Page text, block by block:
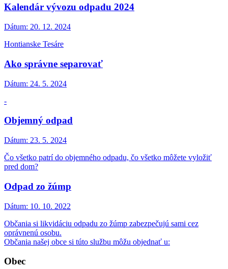
Kalendár vývozu odpadu 2024
Dátum: 20. 12. 2024
Hontianske Tesáre
Ako správne separovať
Dátum: 24. 5. 2024
-
Objemný odpad
Dátum: 23. 5. 2024
Čo všetko patrí do objemného odpadu, čo všetko môžete vyložiť
pred dom?
Odpad zo žúmp
Dátum: 10. 10. 2022
Občania si likvidáciu odpadu zo žúmp zabezpečujú sami cez
oprávnenú osobu.
Občania našej obce si túto službu môžu objednať u:
Obec